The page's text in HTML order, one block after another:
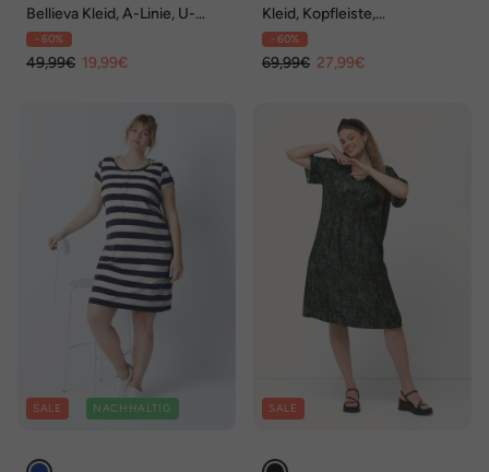
Bellieva Kleid, A-Linie, U-
Boot-Ausschnitt, weiter
Halbarm
- 60%
49,99€ 19,99€
Kleid, Kopfleiste,
Hemdkragen, Halbarm,
Lyocell-Mix
- 60%
69,99€ 27,99€
SALE NACHHALTIG SALE